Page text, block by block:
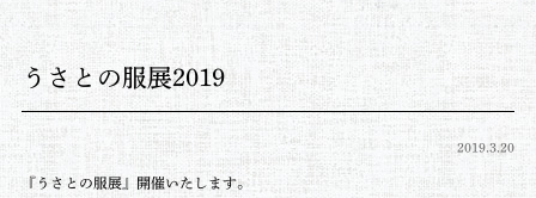
うさとの服展2019
2019.3.20
『うさとの服展』開催いたします。